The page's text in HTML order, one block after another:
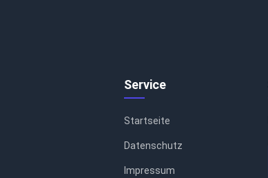
Service
Startseite
Datenschutz
Impressum